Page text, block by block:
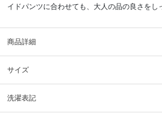
イドパンツに合わせても、大人の品の良さをし
商品詳細
サイズ
洗濯表記